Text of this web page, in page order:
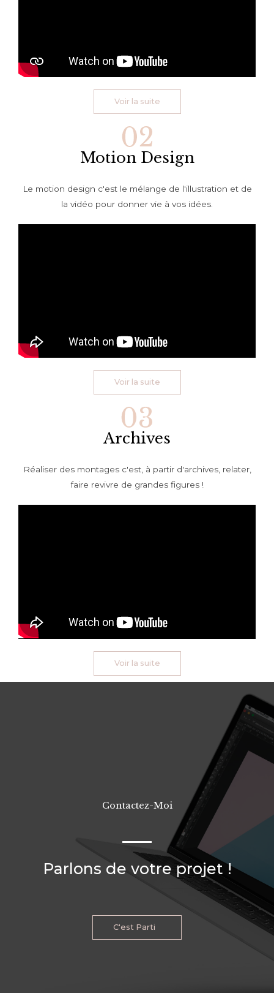
Voir la suite
Motion Design
Le motion design c'est le mélange de l'illustration et de
la vidéo pour donner vie à vos idées.
Voir la suite
Archives
Réaliser des montages c'est, à partir d'archives, relater,
faire revivre de grandes figures !
Voir la suite
Contactez-Moi
Parlons de votre projet !
C'est Parti